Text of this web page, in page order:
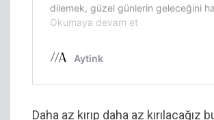
Daha az kırıp daha az kırılacağız